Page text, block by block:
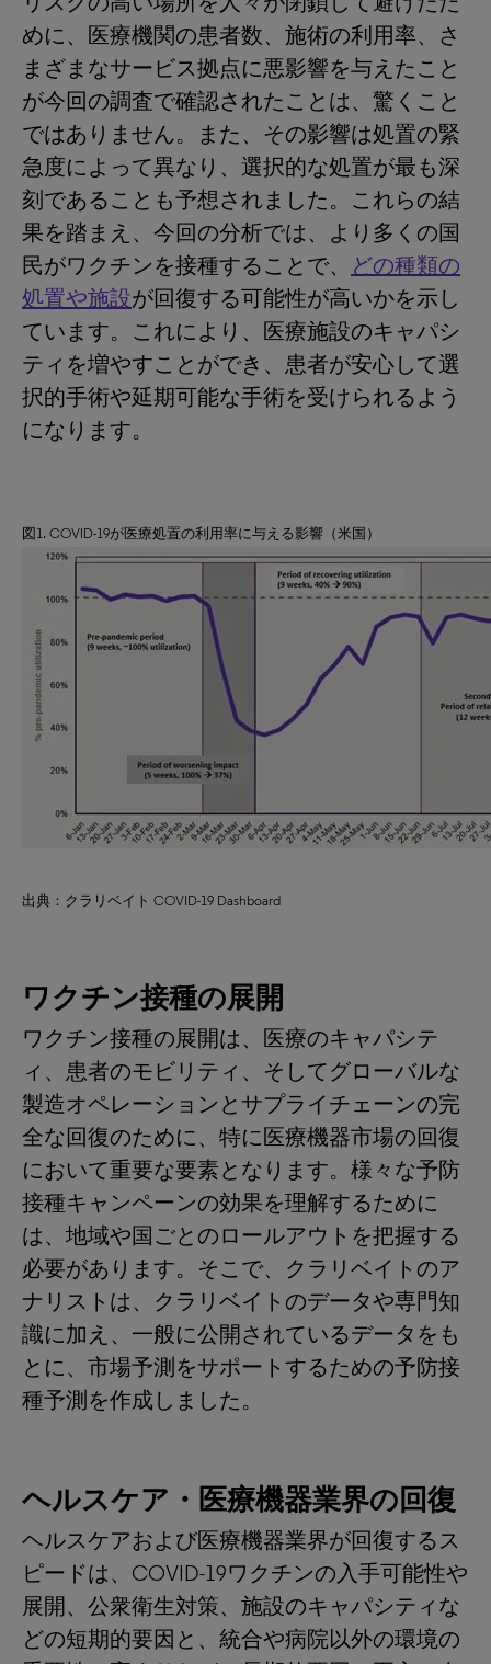
めに、医療機関の患者数、施術の利用率、さ
まざまなサービス拠点に悪影響を与えたこと
が今回の調査で確認されたことは、驚くこと
ではありません。また、その影響は処置の緊
急度によって異なり、選択的な処置が最も深
刻であることも予想されました。これらの結
果を踏まえ、今回の分析では、より多くの国
民がワクチンを接種することで、
どの種類の
処置や施設が回復する可能性が高いかを示し
ています。これにより、医療施設のキャパシ
ティを増やすことができ、患者が安心して選
択的手術や延期可能な手術を受けられるよう
になります。
図1. COVID-19が医療処置の利用率に与える影響（米国）
出典：クラリベイト COVID-19 Dashboard
ワクチン接種の展開
ワクチン接種の展開は、医療のキャパシテ
ィ、患者のモビリティ、そしてグローバルな
製造オペレーションとサプライチェーンの完
全な回復のために、特に医療機器市場の回復
において重要な要素となります。様々な予防
接種キャンペーンの効果を理解するために
は、地域や国ごとのロールアウトを把握する
必要があります。そこで、クラリベイトのア
ナリストは、クラリベイトのデータや専門知
識に加え、一般に公開されているデータをも
とに、市場予測をサポートするための予防接
種予測を作成しました。
ヘルスケア・医療機器業界の回復
ヘルスケアおよび医療機器業界が回復するス
ピードは、COVID-19ワクチンの入手可能性や
展開、公衆衛生対策、施設のキャパシティな
どの短期的要因と、統合や病院以外の環境の